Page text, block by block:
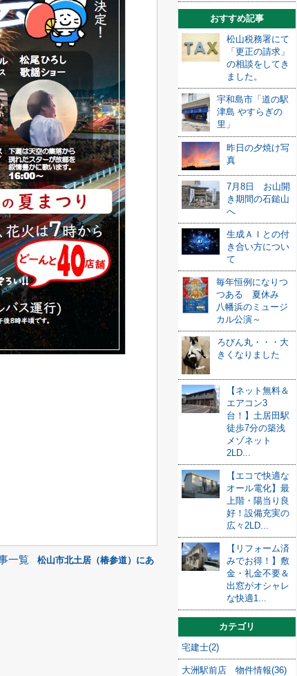
一覧
松山市北土居（椿参道）にあ
おすすめ記事
松山税務署にて
「更正の請求」
の相談をしてき
ました。
宇和島市「道の駅
津島 やすらぎの
里」
昨日の夕焼け写
真
7月8日 お山開
き期間の石鎚山
へ
生成ＡＩとの付
き合い方につい
て
毎年恒例になりつ
つある 夏休み
八幡浜のミュージ
カル公演～
ろびん丸・・・大
きくなりました
【ネット無料＆
エアコン3
台！】土居田駅
徒歩7分の築浅
メゾネット
2LD...
【エコで快適な
オール電化】最
上階・陽当り良
好！設備充実の
広々2LD...
【リフォーム済
みでお得！】敷
金・礼金不要＆
出窓がオシャレ
な快適1...
カテゴリ
宅建士(2)
大洲駅前店 物件情報(36)